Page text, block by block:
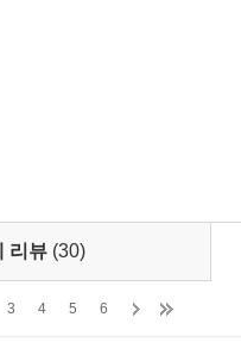
과학적 현상의 하나인 것
름다울 수 있다. 김보영의
식은 다양하지만 그 중 특
는 작가다. 한 작품에서 저
아주 아름다운 장면으로,
들 또한 외롭고 무섭더라
어떤 상찬을 늘어놔봤자
리뷰 (30)
3 4 5 6